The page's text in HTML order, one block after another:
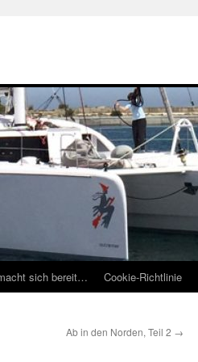
sich bereit… Cookie-Richtlinie
Ab in den Norden, Teil 2 →